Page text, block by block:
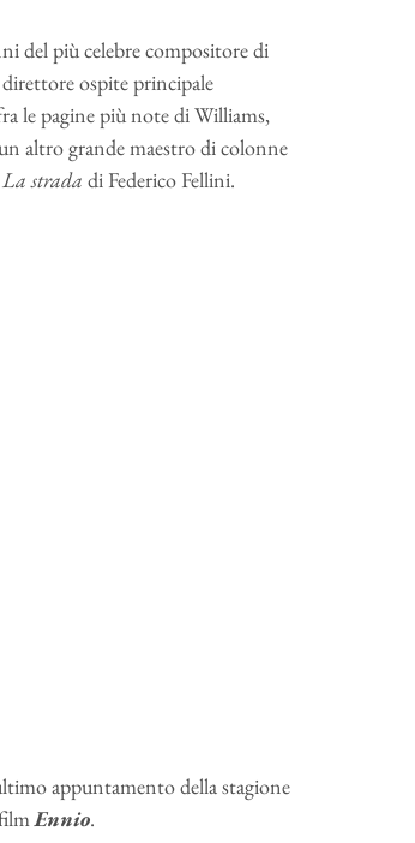
del più celebre compositore di
ospite principale
le pagine più note di Williams,
altro grande maestro di colonne
La strada di Federico Fellini.
appuntamento della stagione
filmEnnio.